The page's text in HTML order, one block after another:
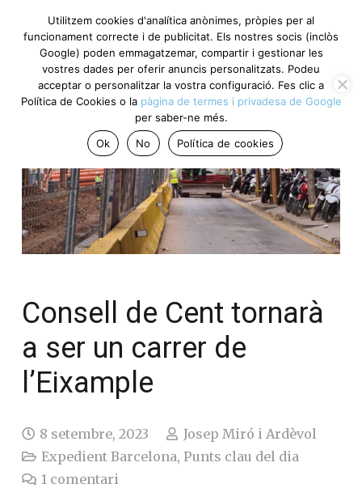
Consell de Cent tornarà
a ser un carrer de
l’Eixample
8 setembre, 2023
Josep Miró i Ardèvol
Expedient Barcelona,Punts clau del dia
1 comentari
Utilitzem cookies d'analítica anònimes, pròpies per al
funcionament correcte i de publicitat. Els nostres socis (inclòs
Google) poden emmagatzemar, compartir i gestionar les
vostres dades per oferir anuncis personalitzats. Podeu
acceptar o personalitzar la vostra configuració. Fes clic a
Política de Cookies o la pàgina de termes i privadesa de Google
per saber-ne més.
Ok
No Política de cookies